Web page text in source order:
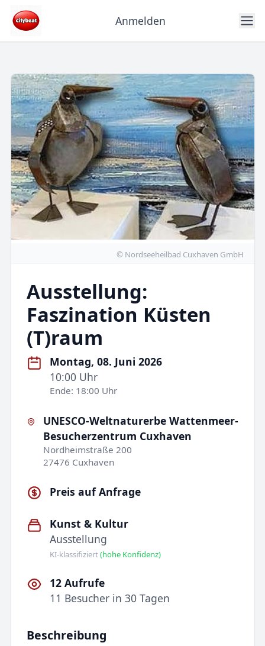
Anmelden
© Nordseeheilbad Cuxhaven GmbH
Ausstellung:
Faszination Küsten
(T)raum
Montag, 08. Juni 2026
10:00 Uhr
Ende: 18:00 Uhr
UNESCO-Weltnaturerbe Wattenmeer-
Besucherzentrum Cuxhaven
Nordheimstraße 200
27476 Cuxhaven
Preis auf Anfrage
Kunst & Kultur
Ausstellung
KI-klassifiziert(hohe Konfidenz)
12 Aufrufe
11 Besucher in 30 Tagen
Beschreibung